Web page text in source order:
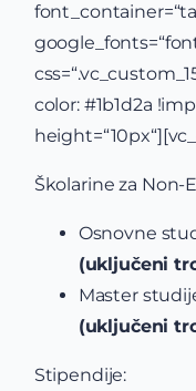
color: #1b1d2a
Školarine za Non-
Osnovne
(uključeni
Master
(uključeni
Stipendije: